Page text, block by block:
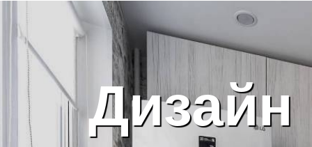
Дизайн